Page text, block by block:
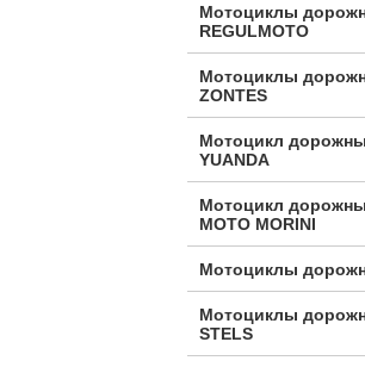
Мотоциклы
REGULMOTO
Мотоциклы
ZONTES
Мотоцикл
YUANDA
Мотоцикл
МОТО MORINI
Мотоциклы
Мотоциклы
STELS